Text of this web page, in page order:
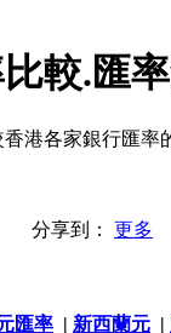
較.匯
香港各家銀行匯率
分享到： 更多
匯率 | 新西蘭元 |